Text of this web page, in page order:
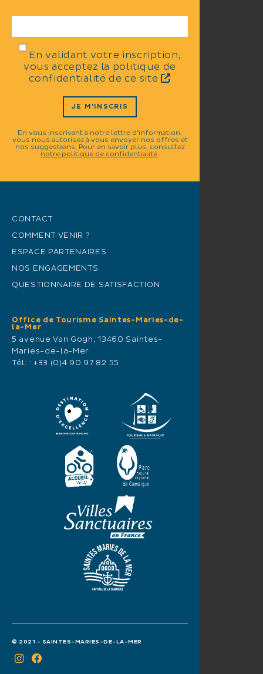
En validant votre inscription,
vous acceptez la politique de
confidentialité de ce site
JE M'INSCRIS
En vous inscrivant à notre lettre d'information,
vous nous autorisez à vous envoyer nos offres et
nos suggestions. Pour en savoir plus, consultez
notre politique de confidentialité.
CONTACT
COMMENT VENIR ?
ESPACE PARTENAIRES
NOS ENGAGEMENTS
QUESTIONNAIRE DE SATISFACTION
Office de Tourisme Saintes-Maries-de-
la-Mer
5 avenue Van Gogh, 13460 Saintes-
Maries-de-la-Mer
Tél. : +33 (0)4 90 97 82 55
© 2021 - SAINTES-MARIES-DE-LA-MER